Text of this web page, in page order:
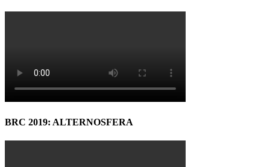
BRC 2019: ALTERNOSFERA